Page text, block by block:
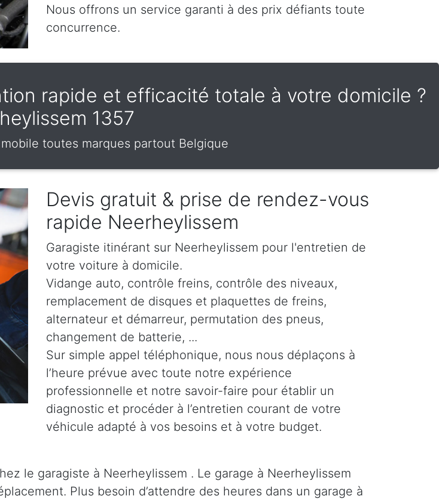
Nous offrons un service garanti à des prix défiants toute
concurrence.
rapide et efficacité totale à votre domicile ?
1357
toutes marques partout Belgique
Devis gratuit & prise de rendez-vous
rapide Neerheylissem
Garagiste itinérant sur Neerheylissem pour l'entretien de
votre voiture à domicile.
Vidange auto, contrôle freins, contrôle des niveaux,
remplacement de disques et plaquettes de freins,
alternateur et démarreur, permutation des pneus,
changement de batterie, ...
Sur simple appel téléphonique, nous nous déplaçons à
l’heure prévue avec toute notre expérience
professionnelle et notre savoir-faire pour établir un
diagnostic et procéder à l’entretien courant de votre
véhicule adapté à vos besoins et à votre budget.
le garagiste à Neerheylissem . Le garage à Neerheylissem
Plus besoin d’attendre des heures dans un garage à